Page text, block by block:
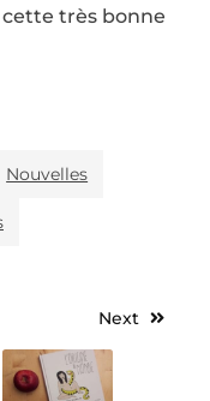
très bonne
Nouvelles
Next